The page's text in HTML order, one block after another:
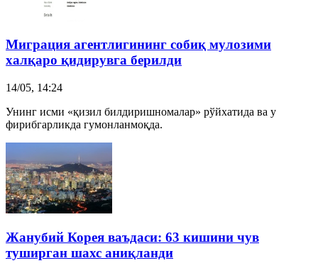
Миграция агентлигининг собиқ мулозими
халқаро қидирувга берилди
14/05, 14:24
Унинг исми «қизил билдиришномалар» рўйхатида ва у
фирибгарликда гумонланмоқда.
Жанубий Корея ваъдаси: 63 кишини чув
туширган шахс аниқланди